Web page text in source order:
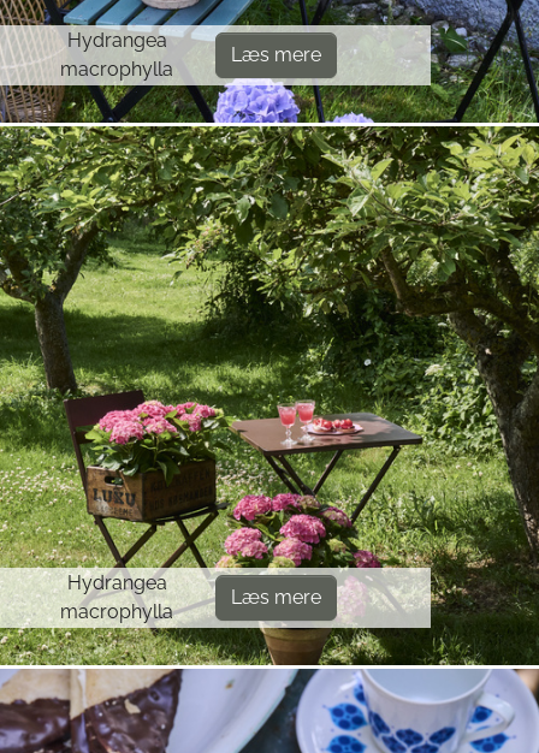
Hydrangea
macrophylla
Læs mere
Hydrangea
macrophylla
Læs mere